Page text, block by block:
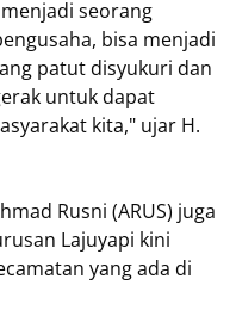
seorang
bisa menjadi
patut disyukuri dan
untuk dapat
kita," ujar H.
Rusni (ARUS) juga
Lajuyapi kini
yang ada di